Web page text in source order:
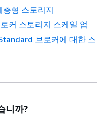
형 스토리지
커 스토리지 스케일 업
브로커에 대한 스
니까?